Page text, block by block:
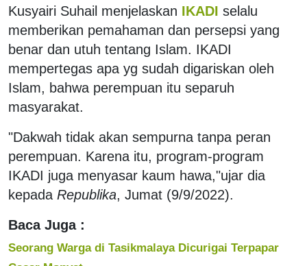
Kusyairi Suhail menjelaskan IKADI selalu
memberikan pemahaman dan persepsi yang
benar dan utuh tentang Islam. IKADI
mempertegas apa yg sudah digariskan oleh
Islam, bahwa perempuan itu separuh
masyarakat.
"Dakwah tidak akan sempurna tanpa peran
perempuan. Karena itu, program-program
IKADI juga menyasar kaum hawa,"ujar dia
kepada Republika, Jumat (9/9/2022).
Baca Juga :
Seorang Warga di Tasikmalaya Dicurigai Terpapar